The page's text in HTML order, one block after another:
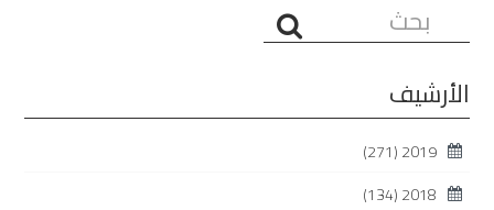
البحث...
الأرشيف
2019
(271)
2018
(134)